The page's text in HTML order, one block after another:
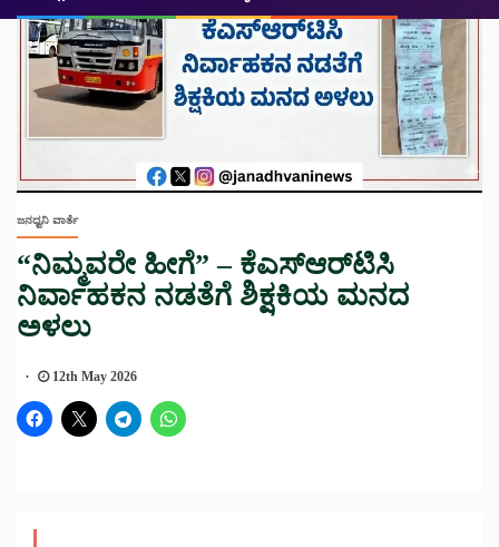
ಜನಧ್ವನಿ ವಾರ್ತೆ
“ನಿಮ್ಮವರೇ ಹೀಗೆ” – ಕೆಎಸ್ಆರ್‌ಟಿಸಿ
ನಿರ್ವಾಹಕನ ನಡತೆಗೆ ಶಿಕ್ಷಕಿಯ ಮನದ
ಅಳಲು
12th May 2026